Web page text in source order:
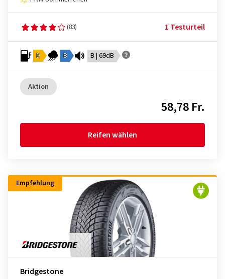
(83) 1 Testurteil
D B B | 69dB
Aktion
58,78 Fr.
Reifen wählen
Empfehlung
Bridgestone